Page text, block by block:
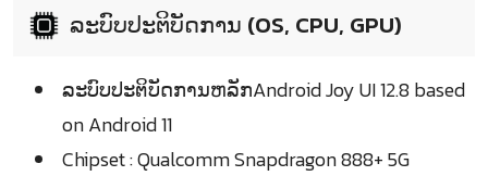
ລະບົບປະຕິບັດການ (OS, CPU, GPU)
ລະບົບປະຕິບັດການຫລັກAndroid Joy UI 12.8 based
on Android 11
Chipset : Qualcomm Snapdragon 888+ 5G